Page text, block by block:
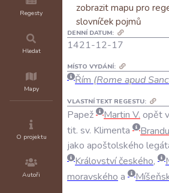
Regesty
Hledat
Mapy
O projektu
Autoři
zobrazit mapu pro
slovníček pojmů
DENNÍ DATUM:
1421-12-17
MÍSTO VYDÁNÍ:
Řím (Rome apud
VLASTNÍ TEXT REGESTU:
Papež Martin V. opět
tit. sv. Klimenta Brandu
jako apoštolského
Královstvíčeského,
moravského a